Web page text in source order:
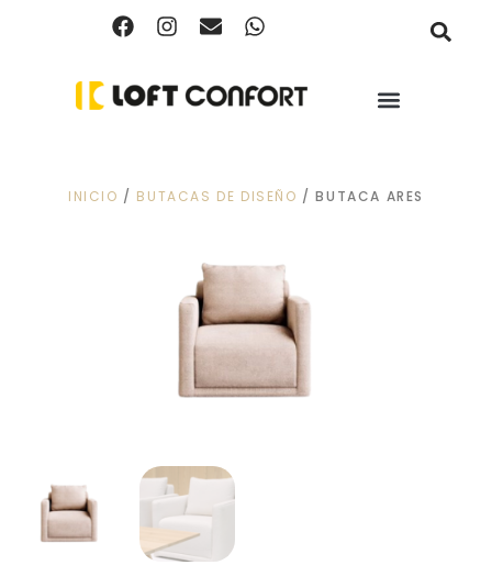
INICIO / BUTACAS DE DISEÑO / BUTACA ARES